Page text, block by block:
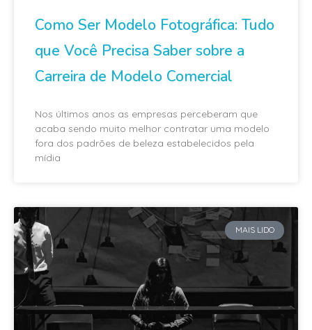
Como Ser Modelo Fotográfica: Tudo
que Você Precisa Saber sobre a
Carreira de Modelo Comercial
Nos últimos anos as empresas perceberam que
acaba sendo muito melhor contratar uma modelo
fora dos padrões de beleza estabelecidos pela
mídia
MAIS LIDO